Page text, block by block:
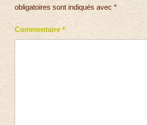
obligatoires sont indiqués avec *
Commentaire *